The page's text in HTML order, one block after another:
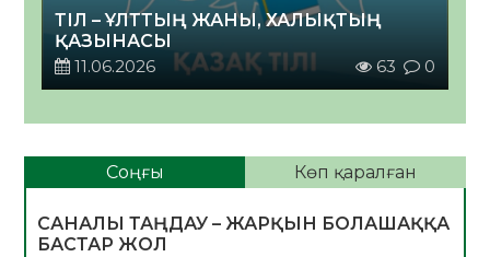
ТІЛ – ҰЛТТЫҢ ЖАНЫ, ХАЛЫҚТЫҢ
ҚАЗЫНАСЫ
11.06.2026
63 0
Соңғы Көп қаралған
САНАЛЫ ТАҢДАУ – ЖАРҚЫН БОЛАШАҚҚА
БАСТАР ЖОЛ